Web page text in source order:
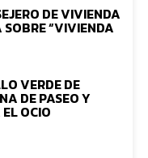
DE VIVIENDA
SOBRE “VIVIENDA
VERDE DE
DE PASEO Y
OCIO